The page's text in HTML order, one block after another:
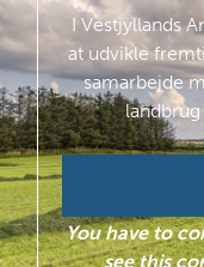
I Vestjyllands
at udvikle
samarbejde
You have to
see this